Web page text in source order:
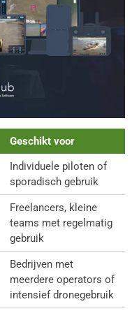
Geschikt voor
Individuele piloten of
sporadisch gebruik
Freelancers, kleine
teams met regelmatig
gebruik
Bedrijven met
meerdere operators of
intensief dronegebruik